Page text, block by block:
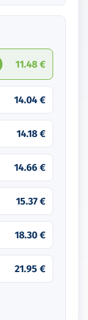
11.48 €
14.04 €
14.18 €
14.66 €
15.37 €
18.30 €
21.95 €